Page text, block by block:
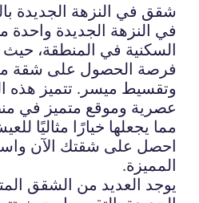
شقق في النزهة الجديدة
في النزهة الجديدة
السكنية في المنطقة،
فرصة الحصول على شقة
وتقسيط ميسر. تتميز هذه
عصرية وموقع متميز في
مما يجعلها خيارًا مثاليًا
احصل على شقتك الآن
المميزة.
يوجد العديد من الشقق